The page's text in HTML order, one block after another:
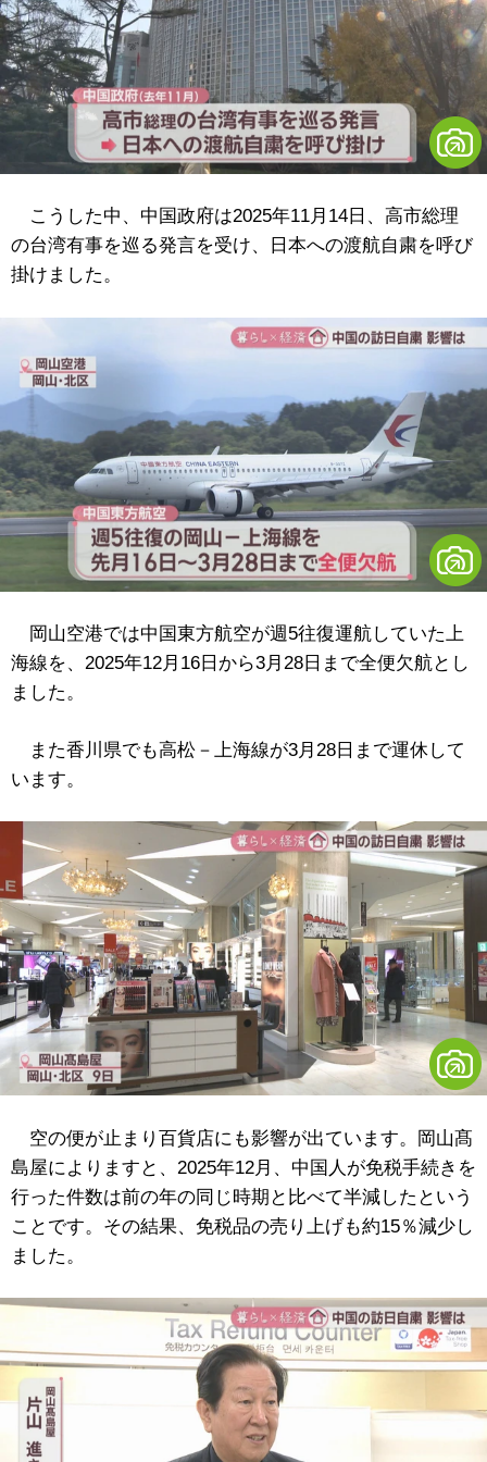
こうした中、中国政府は2025年11月14日、高市総理
の台湾有事を巡る発言を受け、日本への渡航自粛を呼び
掛けました。
岡山空港では中国東方航空が週5往復運航していた上
海線を、 2025年12月16日から3月28日まで全便欠航とし
ました。
また香川県でも高松－上海線が3月28日まで運休して
います。
空の便が止まり百貨店にも影響が出ています。岡山髙
島屋によりますと、 2025年12月、中国人が免税手続きを
行った件数は前の年の同じ時期と比べて半減したという
ことです。その結果、免税品の売り上げも約15％減少し
ました。